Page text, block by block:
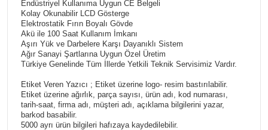
Endüstriyel Kullanıma Uygun CE Belgeli
Kolay Okunabilir LCD Gösterge
Elektrostatik Fırın Boyalı Gövde
Akü ile 100 Saat Kullanım İmkanı
Aşırı Yük ve Darbelere Karşı Dayanıklı Sistem
Ağır Sanayi Şartlarına Uygun Özel Üretim
Türkiye Genelinde Tüm İllerde Yetkili Teknik Servisimiz Vardır.
Etiket Veren Yazıcı ; Etiket üzerine logo- resim bastırılabilir.
Etiket üzerine ağırlık, parça sayısı, ürün adı, kod numarası,
tarih-saat, firma adı, müşteri adı, açıklama bilgilerini yazar,
barkod basabilir.
5000 ayrı ürün bilgileri hafızaya kaydedilebilir.